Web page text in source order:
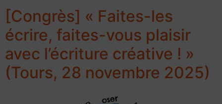
[Congrès] « Faites-les
écrire, faites-vous plaisir
avec l’écriture créative ! »
(Tours, 28 novembre 2025)